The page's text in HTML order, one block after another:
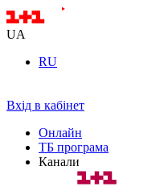
UA
RU
Вхід в кабінет
Онлайн
ТБ програма
Канали